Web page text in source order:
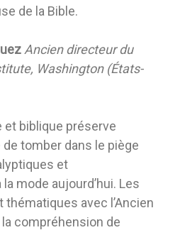
de la Bible.
Ancien directeur du
Washington (États-
biblique préserve
de tomber dans le piège
et
mode aujourd’hui. Les
avec l’Ancien
compréhension de